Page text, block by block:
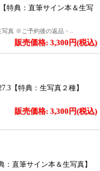
特典：直筆サイン本＆生写
真 ※ご予約後の返品・..
販売価格: 3,300円(税込)
【特典：生写真２種】
販売価格: 3,300円(税込)
直筆サイン本＆生写真】